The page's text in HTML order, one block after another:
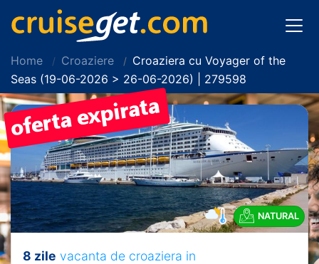
Home Croaziere
Croaziera cu Voyager of the
Seas (19-06-2026 > 26-06-2026) | 279598
NATURAL
8 zile vacanta de croaziera in